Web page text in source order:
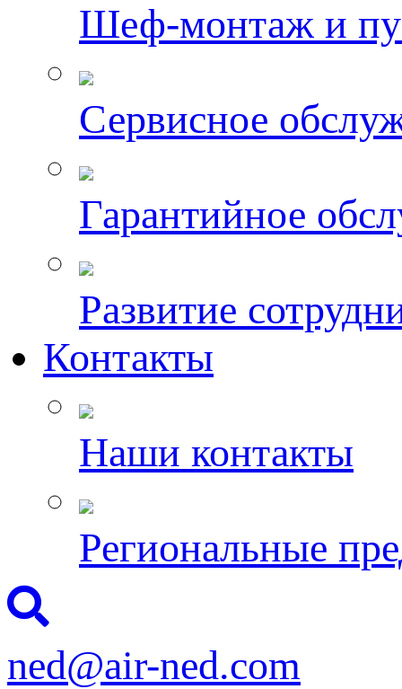
Шеф-монтаж и
Сервисное
Гарантийное
Развитие
Контакты
Наши контакты
Региональные
ned@air-ned.com